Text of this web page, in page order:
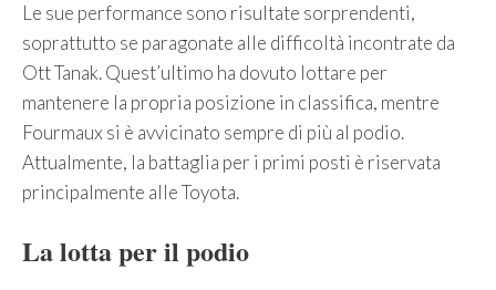
Le sue performance sono risultate sorprendenti,
soprattutto se paragonate alle difficoltà incontrate da
Ott Tanak. Quest’ultimo ha dovuto lottare per
mantenere la propria posizione in classifica, mentre
Fourmaux si è avvicinato sempre di più al podio.
Attualmente, la battaglia per i primi posti è riservata
principalmente alle Toyota.
La lotta per il podio